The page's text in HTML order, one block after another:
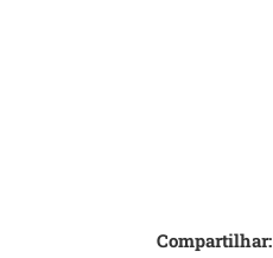
Compartilhar: